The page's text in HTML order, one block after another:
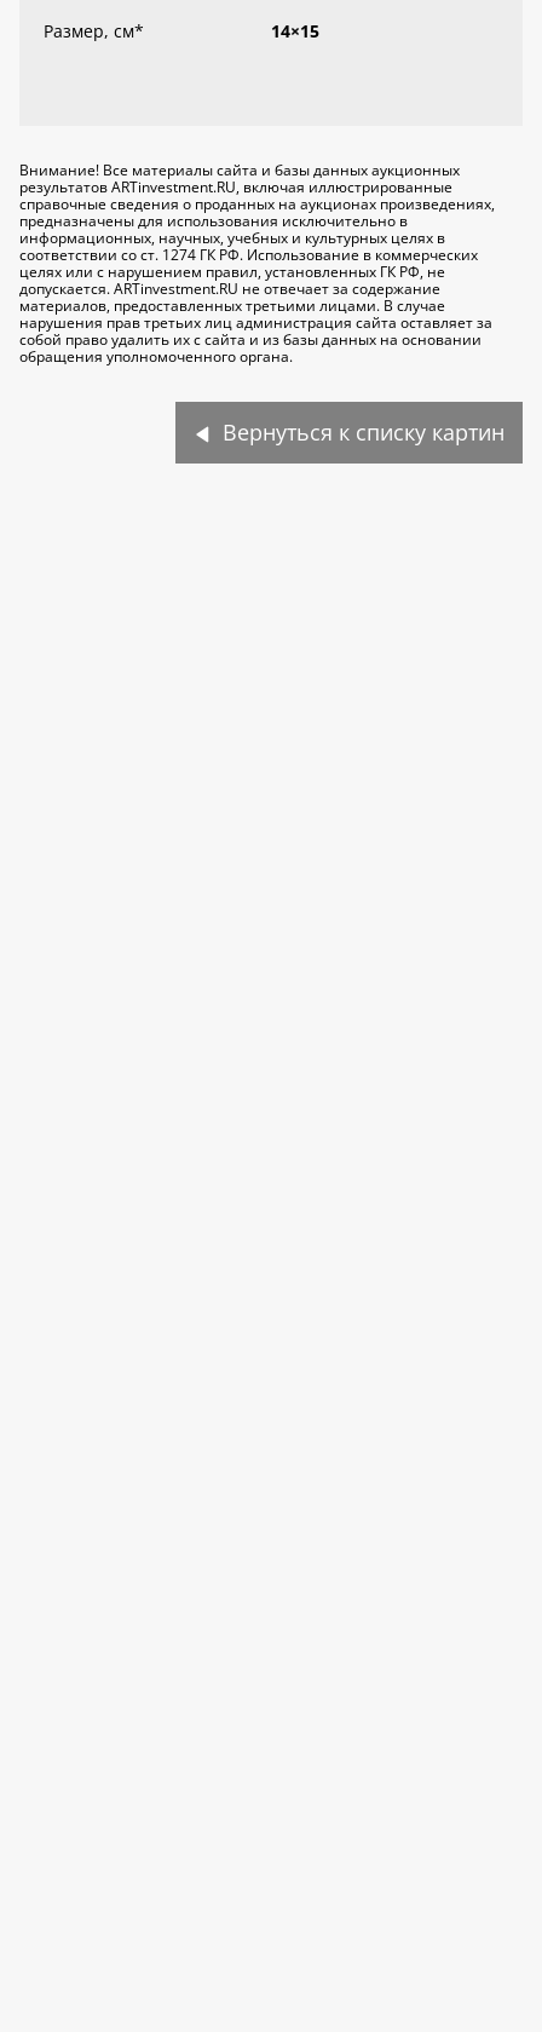
Размер, см* 14×15
Внимание! Все материалы сайта и базы данных аукционных
результатов ARTinvestment.RU, включая иллюстрированные
справочные сведения о проданных на аукционах произведениях,
предназначены для использования исключительно в
информационных, научных, учебных и культурных целях в
соответствии со ст. 1274 ГК РФ. Использование в коммерческих
целях или с нарушением правил, установленных ГК РФ, не
допускается. ARTinvestment.RU не отвечает за содержание
материалов, предоставленных третьими лицами. В случае
нарушения прав третьих лиц администрация сайта оставляет за
собой право удалить их с сайта и из базы данных на основании
обращения уполномоченного органа.
Вернуться к списку картин